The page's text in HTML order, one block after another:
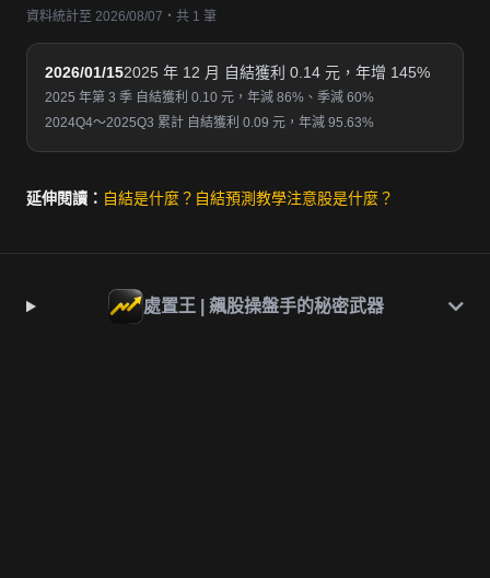
資料統計至 2026/08/07・共 1 筆
2026/01/152025 年 12 月 自結獲利 0.14 元，年增 145%
2025 年第 3 季 自結獲利 0.10 元，年減 86%、季減 60%
2024Q4～2025Q3 累計 自結獲利 0.09 元，年減 95.63%
延伸閱讀： 自結是什麼？ 自結預測教學注意股是什麼？
處置王 | 飆股操盤手的秘密武器